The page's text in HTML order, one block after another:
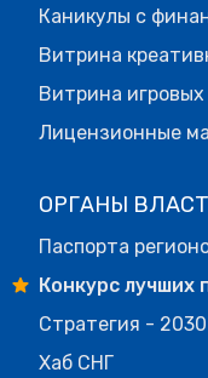
Каникулы с
Витрина
Витрина игровых
Лицензионные
ОРГАНЫ
Паспорта
Конкурс лучших
Стратегия - 2030
Хаб СНГ